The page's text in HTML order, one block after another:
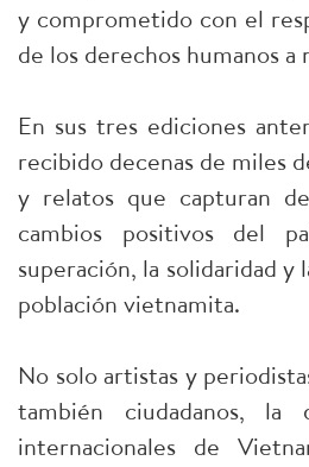
y comprometido con el
de los derechos humanos
En sus tres ediciones
recibido decenas de miles
y relatos que capturan
cambios positivos del
superación, la solidaridad y
población vietnamita.
No solo artistas y
también ciudadanos, la
internacionales de